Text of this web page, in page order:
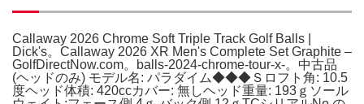
Callaway 2026 Chrome Soft Triple Track Golf Balls |
Dick's。Callaway 2026 XR Men's Complete Set Graphite –
GolfDirectNow.com。balls-2024-chrome-tour-x-。中古品
(ヘッドのみ) モデル名: パラダイム◆◆◆Ｓロフト角: 10.5
度ヘッド体積: 420ccカバー: 無しヘッド重量: 193ｇソール